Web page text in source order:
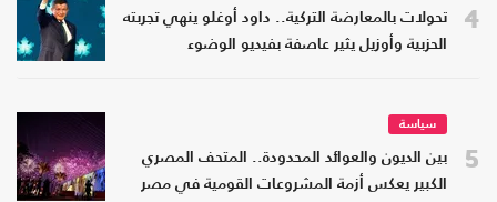
4
تحولات بالمعارضة التركية.. داود أوغلو ينهي تجربته
الحزبية وأوزيل يثير عاصفة بفيديو الوضوء
5
سياسة
بين الديون والعوائد المحدودة.. المتحف المصري
الكبير يعكس أزمة المشروعات القومية في مصر